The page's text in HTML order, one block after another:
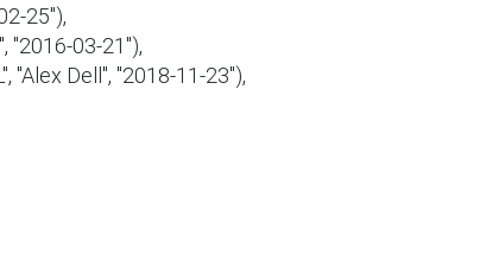
25"),
"2016-03-21"),
Dell", "2018-11-23"),